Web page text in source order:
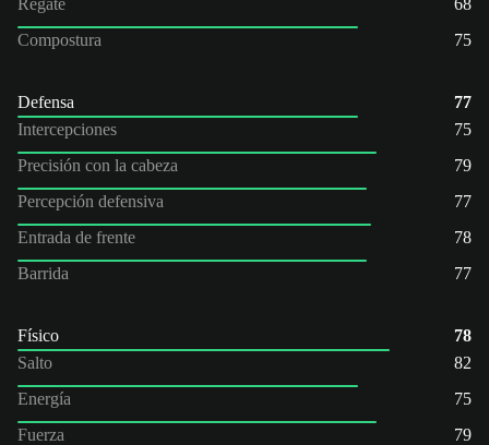
Compostura
75
Defensa
77
Intercepciones
75
Precisión con la cabeza
79
Percepción defensiva
77
Entrada de frente
78
Barrida
77
Físico
78
Salto
82
Energía
75
Fuerza
79